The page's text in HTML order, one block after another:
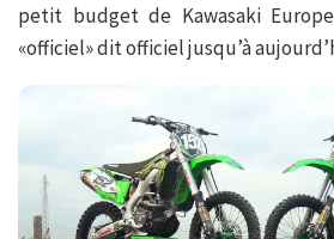
petit budget de Kawasaki
«officiel» dit officiel jusqu’à